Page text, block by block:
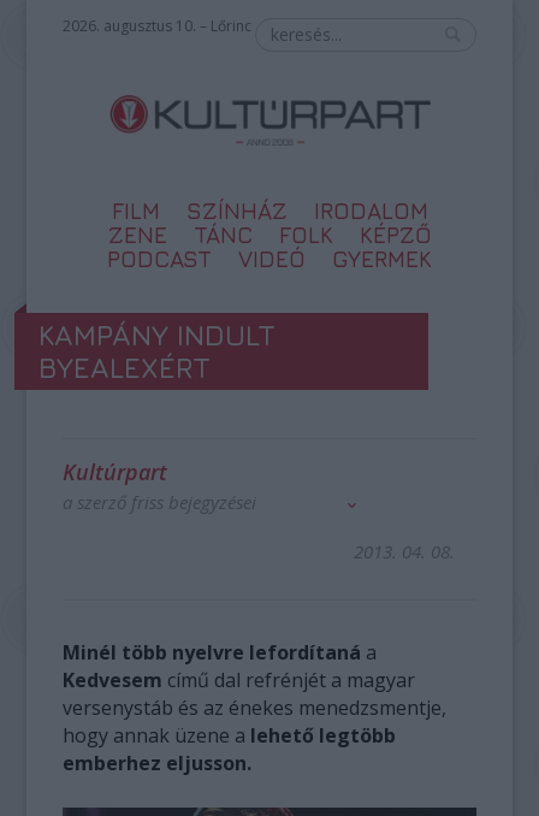
2026. augusztus 10. – Lőrinc
FILM SZÍNHÁZ
IRODALOM
ZENE
TÁNC FOLK
KÉPZŐ
PODCAST
VIDEÓ GYERMEK
KAMPÁNY INDULT
BYEALEXÉRT
Kultúrpart
a szerző friss bejegyzései
2013. 04. 08.
Minél több nyelvre lefordítaná a
Kedvesem című dal refrénjét a magyar
versenystáb és az énekes menedzsmentje,
hogy annak üzene a lehető legtöbb
emberhez eljusson.